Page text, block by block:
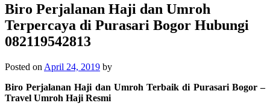
Biro Perjalanan Haji dan Umroh
Terpercaya di Purasari Bogor Hubungi
082119542813
Posted on April 24, 2019 by
Biro Perjalanan Haji dan Umroh Terbaik di Purasari Bogor –
Travel Umroh Haji Resmi